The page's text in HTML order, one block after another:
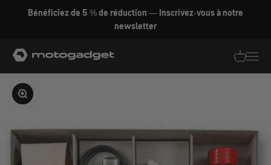
Aller au contenu
Bénéficiez de 5 % de réduction — Inscrivez-vous à notre
newsletter
motogadget GmbH
Agrandir l'image